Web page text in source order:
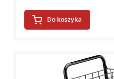
Do koszyka